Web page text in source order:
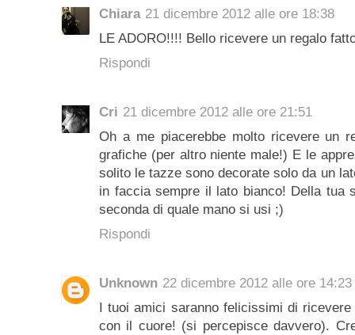
Chiara 21 dicembre 2012 alle ore 18:38
LE ADORO!!!! Bello ricevere un regalo
Rispondi
Cri 21 dicembre 2012 alle ore 21:51
Oh a me piacerebbe molto ricevere un
grafiche (per altro niente male!) E le
solito le tazze sono decorate solo da un
in faccia sempre il lato bianco! Della tua
seconda di quale mano si usi ;)
Rispondi
Unknown 22 dicembre 2012 alle ore 14:23
I tuoi amici saranno felicissimi di
con il cuore! (si percepisce davvero).